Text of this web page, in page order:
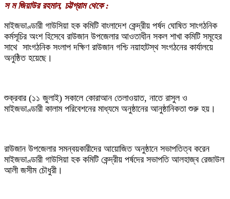
স ম জিয়াউর রহমান, চট্টগ্রাম থেকে :
মাইজভাণ্ডারী গাউসিয়া হক কমিটি বাংলাদেশ কেন্দ্রীয় পর্ষদ ঘোষিত সাংগঠনিক
কর্মসূচির অংশ হিসেবে রাউজান উপজেলার আওতাধীন সকল শাখা কমিটি সমূহের
সাথে সাংগঠনিক সংলাপ দক্ষিণ রাউজান গশ্চি নয়াহাটস্থ সংগঠনের কার্যালয়ে
অনুষ্ঠিত হয়েছে।
শুক্রবার (১১ জুলাই) সকালে কোরাআন তেলাওয়াত, নাতে রাসুল ও
মাইজভাণ্ডারী কালাম পরিবেশনের মাধ্যমে অনুষ্ঠানের আনুষ্ঠানিকতা শুরু হয়।
রাউজান উপজেলার সমন্বয়কারীদের আয়োজিত অনুষ্ঠানে সভাপতিত্ব করেন
মাইজভাণ্ডারী গাউসিয়া হক কমিটি কেন্দ্রীয় পর্ষদের সভাপতি আলহাজ্ব রেজাউল
আলী জসীম চৌধুরী।